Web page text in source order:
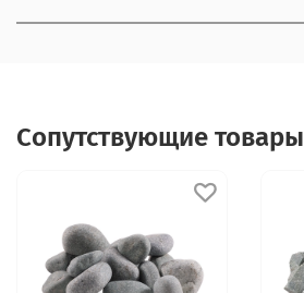
Сопутствующие товары